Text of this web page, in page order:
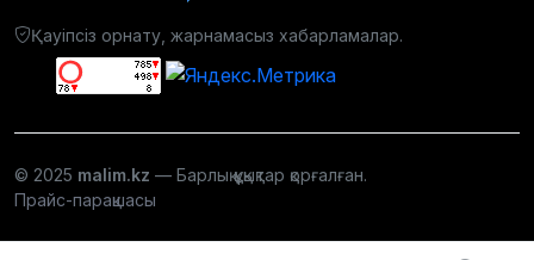
Қауіпсіз орнату, жарнамасыз хабарламалар.
© 2025 malim.kz — Барлық құқықтар қорғалған.
Прайс-парақшасы